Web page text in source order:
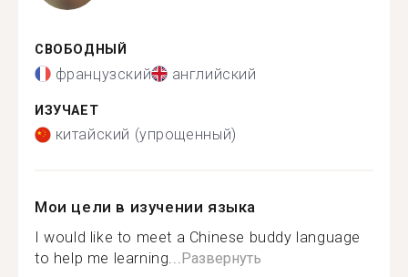
СВОБОДНЫЙ
французский английский
ИЗУЧАЕТ
китайский (упрощенный)
Мои цели в изучении языка
I would like to meet a Chinese buddy language
to help me learning...Развернуть